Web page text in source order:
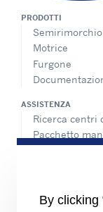
PRODOTTI
Semirimorchio
Motrice
Furgone
ASSISTENZA
Ricerca centri
Pacchetto
Centro Media
By clicking